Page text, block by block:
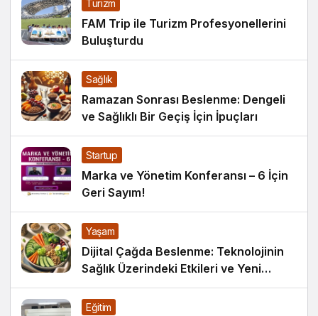
Turizm
FAM Trip ile Turizm Profesyonellerini
Buluşturdu
Sağlık
Ramazan Sonrası Beslenme: Dengeli
ve Sağlıklı Bir Geçiş İçin İpuçları
Startup
Marka ve Yönetim Konferansı – 6 İçin
Geri Sayım!
Yaşam
Dijital Çağda Beslenme: Teknolojinin
Sağlık Üzerindeki Etkileri ve Yeni
Alışkanlıklar
Eğitim